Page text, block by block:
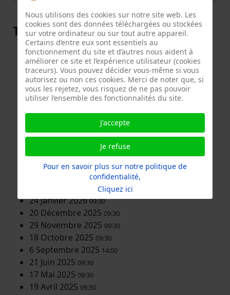
Toutes les dates
19 Juin 202709:30
22 Mai 202709:30
20 Février 202709:30
23 Janvier 202709:30
5 Décembre 202609:30
14 Novembre 202609:30
09:01
5 Septembre 202614:00
23 Mai 202609:30
09:30
09:30
24 Janvier 202609:30
20 Décembre 2025 09:30
29 Novembre 2025 09:30
18 Octobre 2025 09:30
6 Septembre 2025 14:00
21 Juin 2025 09:30
17 Mai 2025 09:30
19 Avril 2025 09:30
Nous utilisons des cookies sur notre site web. Les
cookies sont des données téléchargées ou stockées
sur votre ordinateur ou sur tout autre appareil.
Certains d’entre eux sont essentiels au
fonctionnement du site et d’autres nous aident à
améliorer ce site et l’expérience utilisateur (cookies
traceurs). Vous pouvez décider vous-même si vous
autorisez ou non ces cookies. Merci de noter que, si
vous les rejetez, vous risquez de ne pas pouvoir
utiliser l’ensemble des fonctionnalités du site.
J'accepte
Je refuse
Pour en savoir plus sur notre politique de
confidentialité,
Cliquez ici